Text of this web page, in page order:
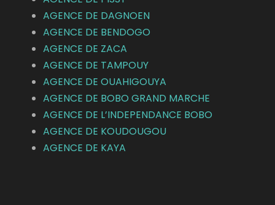
AGENCE DE DAGNOEN
AGENCE DE BENDOGO
AGENCE DE ZACA
AGENCE DE TAMPOUY
AGENCE DE OUAHIGOUYA
AGENCE DE BOBO GRAND MARCHE
AGENCE DE L’INDEPENDANCE BOBO
AGENCE DE KOUDOUGOU
AGENCE DE KAYA